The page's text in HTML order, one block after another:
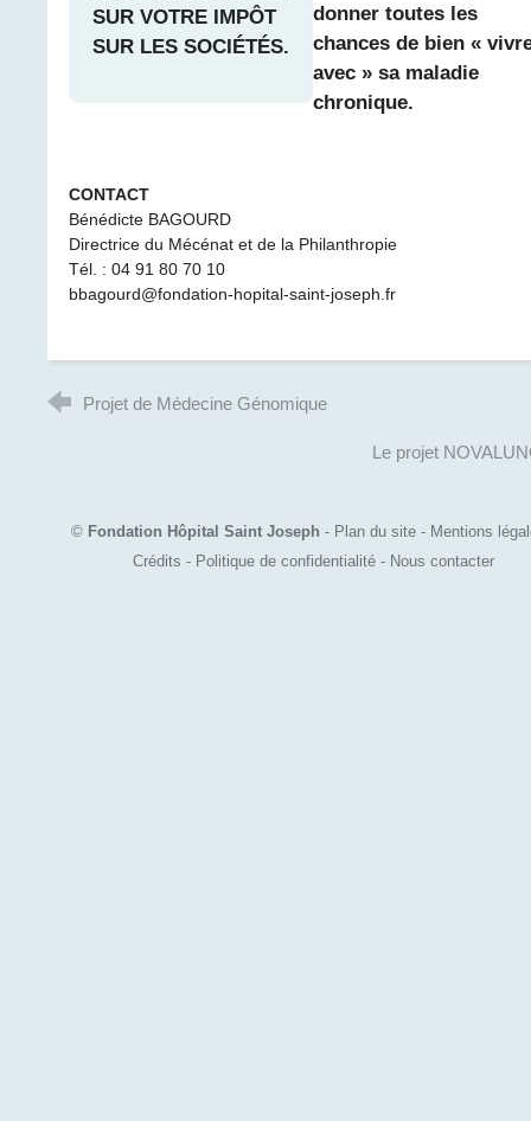
SUR VOTRE IMPÔT
SUR LES SOCIÉTÉS.
donner toutes les
chances de bien «
avec » sa maladie
chronique.
CONTACT
Bénédicte BAGOURD
Directrice du Mécénat et de la Philanthropie
Tél. : 04 91 80 70 10
bbagourd@fondation-hopital-saint-joseph.fr
Projet de Médecine Génomique
Le projet
© Fondation Hôpital Saint Joseph - Plan du site- Mentions
Crédits - Politique de confidentialité- Nous contacter